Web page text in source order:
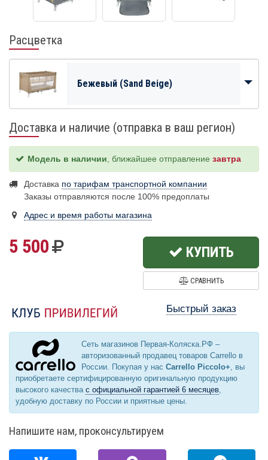
Расцветка
Бежевый (Sand Beige)
Доставка и наличие (отправка в ваш регион)
Модель в наличии , ближайшее отправление завтра
Доставка по тарифам транспортной компании
Заказы отправляются после 100% предоплаты
Адрес и время работы магазина
5 500 КУПИТЬ
СРАВНИТЬ
Быстрый заказ
Сеть магазинов Первая-Коляска.РФ –
авторизованный продавец товаров Carrello в
России. Покупая у нас Carrello Piccolo+, вы
приобретаете сертифицированную оригинальную продукцию
высокого качества с официальной гарантией 6 месяцев,
удобную доставку по России и приятные цены.
Напишите нам, проконсультируем